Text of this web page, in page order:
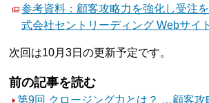
参考資料：顧客攻略力を強化し受注
式会社セントリーディング Webサイ
次回は10月3日の更新予定です。
前の記事を読む
第9回 クロージング力とは？ …顧客攻